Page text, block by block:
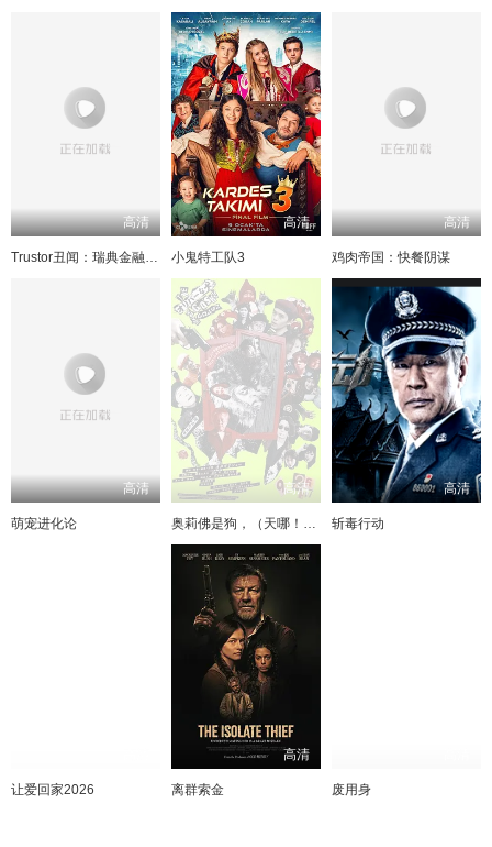
高清
Trustor丑闻：瑞典金融案内幕
高清
小鬼特工队3
高清
鸡肉帝国：快餐阴谋
高清
萌宠进化论
高清
奥莉佛是狗，（天哪！！）这家伙电影版
高清
斩毒行动
让爱回家2026
高清
离群索金 废用身